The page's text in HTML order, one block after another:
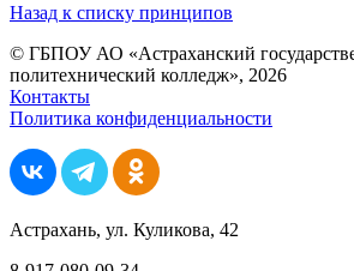
Назад к списку принципов
© ГБПОУ АО «Астраханский
политехнический колледж», 2026
Контакты
Политика конфиденциальности
Астрахань, ул. Куликова, 42